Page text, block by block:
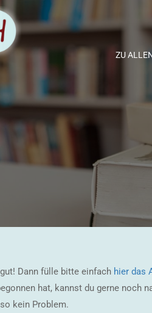
ZU
Dann fülle bitte einfach hier das
hat, kannst du gerne noch
kein Problem.